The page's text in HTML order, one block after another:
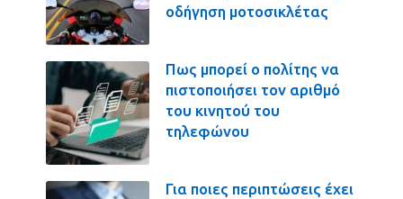
οδήγηση μοτοσικλέτας
Πως μπορεί ο πολίτης να
πιστοποιήσει τον αριθμό
του κινητού του
τηλεφώνου
Για ποιες περιπτώσεις έχει